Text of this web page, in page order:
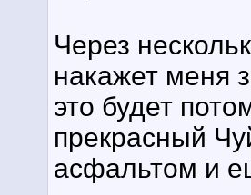
Через
накажет меня
это будет
прекрасный
асфальтом и